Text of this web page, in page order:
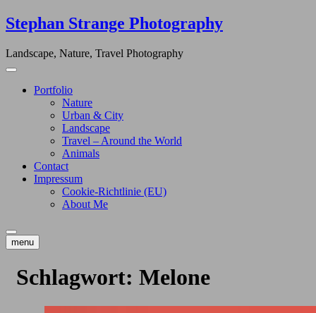
Skip
to
Stephan Strange Photography
Landscape, Nature, Travel Photography
Portfolio
Nature
Urban & City
Landscape
Travel – Around the World
Animals
Contact
Impressum
Cookie-Richtlinie (EU)
About Me
menu
Schlagwort: Melone